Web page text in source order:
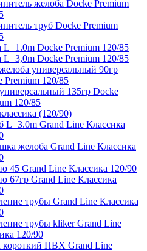
желоба Docke Premium
труб Docke Premium
L=1.0m Docke Premium 120/85
L=3,0m Docke Premium 120/85
универсальный 90гр
Premium 120/85
135гр Docke
120/85
(120/90)
L=3.0m Grand Line Классика
желоба Grand Line Классика
45 Grand Line Классика 120/90
67гр Grand Line Классика
трубы Grand Line Классика
трубы kliker Grand Line
120/90
ПВХ Grand Line